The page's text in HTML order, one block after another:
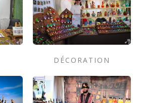
DÉCORATION